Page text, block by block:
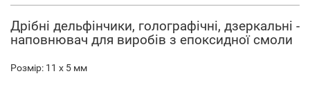
Дрібні дельфінчики, голографічні, дзеркальні -
наповнювач для виробів з епоксидної смоли
Розмір: 11 х 5 мм